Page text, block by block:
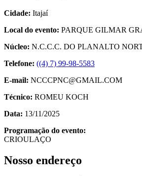
Cidade: Itajaí
Local do evento: PARQUE GILMAR
Núcleo: N.C.C.C. DO PLANALTO
Telefone: ((4) 7) 99-98-5583
E-mail: NCCCPNC@GMAIL.COM
Técnico: ROMEU KOCH
Data: 13/11/2025
Programação do evento:
CRIOULAÇO
Nosso endereço